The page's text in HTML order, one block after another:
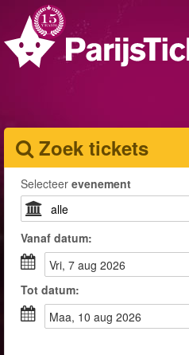
Zoek tickets
Selecteer evenement
Vanaf datum:
vri, 7 aug 2026
Tot datum:
maa, 10 aug 2026